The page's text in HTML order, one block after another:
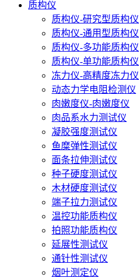
质构仪
质构仪-研究型质构仪
质构仪-通用型质构仪
质构仪-多功能质构仪
质构仪-单功能质构仪
冻力仪-高精度冻力仪
动态力学电阻检测仪
肉嫩度仪-肉嫩度仪
肉品系水力测试仪
凝胶强度测试仪
鱼糜弹性测试仪
面条拉伸测试仪
种子硬度测试仪
木材硬度测试仪
端子拉力测试仪
温控功能质构仪
拍照功能质构仪
延展性测试仪
通针性测试仪
烟叶测定仪